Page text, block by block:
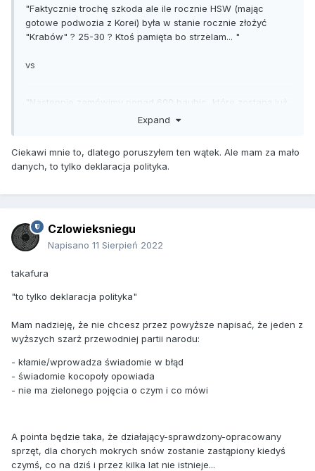
"Faktycznie trochę szkoda ale ile rocznie HSW (mając
gotowe podwozia z Korei) była w stanie rocznie złożyć
"Krabów" ? 25-30 ? Ktoś pamięta bo strzelam... "
vs
"Następnie zamówimy ponad 600 haubic, które zostaną już
wyprodukowane w Polsce w standardzie K9PL"
Nie martwi cię to? Ani nie zastanawia?
Expand
Ciekawi mnie to, dlatego poruszyłem ten wątek. Ale mam za mało
danych, to tylko deklaracja polityka.
Czlowieksniegu
Napisano 11 Sierpień 2022
takafura
"to tylko deklaracja polityka"
Mam nadzieję, że nie chcesz przez powyższe napisać, że jeden z
wyższych szarż przewodniej partii narodu:
- kłamie/wprowadza świadomie w błąd
- świadomie kocopoły opowiada
- nie ma zielonego pojęcia o czym i co mówi
A pointa będzie taka, że działający-sprawdzony-opracowany
sprzęt, dla chorych mokrych snów zostanie zastąpiony kiedyś
czymś, co na dziś i przez kilka lat nie istnieje...